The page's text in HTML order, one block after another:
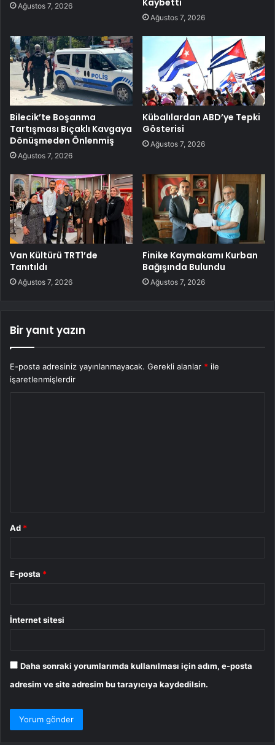
Ağustos 7, 2026
Kaybetti
Ağustos 7, 2026
Bilecik’te Boşanma
Tartışması Bıçaklı Kavgaya
Dönüşmeden Önlenmiş
Ağustos 7, 2026
Kübalılardan ABD’ye Tepki
Gösterisi
Ağustos 7, 2026
Van Kültürü TRT1’de
Tanıtıldı
Ağustos 7, 2026
Finike Kaymakamı Kurban
Bağışında Bulundu
Ağustos 7, 2026
Bir yanıt yazın
E-posta adresiniz yayınlanmayacak. Gerekli alanlar * ile
işaretlenmişlerdir
Ad *
E-posta *
İnternet sitesi
Daha sonraki yorumlarımda kullanılması için adım, e-posta
adresim ve site adresim bu tarayıcıya kaydedilsin.